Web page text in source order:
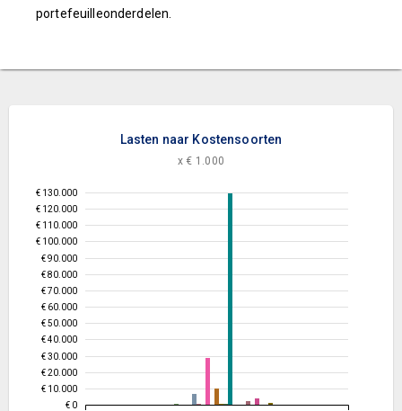
portefeuilleonderdelen.
Lasten naar Kostensoorten
x € 1.000
€ 0
€ 10.000
€ 20.000
€ 30.000
€ 40.000
€ 50.000
€ 60.000
€ 70.000
€ 80.000
€ 90.000
€ 100.000
€ 110.000
€ 120.000
€ 130.000